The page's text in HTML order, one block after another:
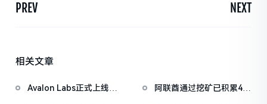
PREV NEXT
相关文章
Avalon Labs正式上线
阿联酋通过挖矿已积累4.5